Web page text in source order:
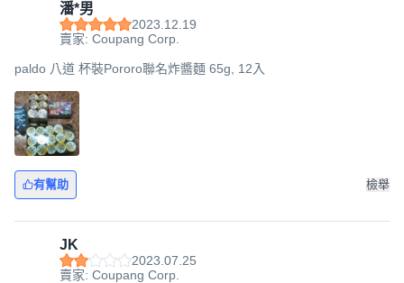
潘*男
2023.12.19
賣家: Coupang Corp.
paldo 八道 杯裝Pororo聯名炸醬麵 65g, 12入
有幫助 檢舉
JK
2023.07.25
賣家: Coupang Corp.